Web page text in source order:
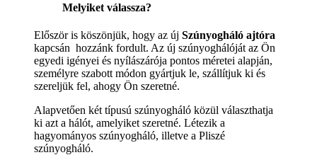
Melyiket válassza?
Először is köszönjük, hogy az új Szúnyogháló ajtóra
kapcsán hozzánk fordult. Az új szúnyoghálóját az Ön
egyedi igényei és nyílászárója pontos méretei alapján,
személyre szabott módon gyártjuk le, szállítjuk ki és
szereljük fel, ahogy Ön szeretné.
Alapvetően két típusú szúnyogháló közül választhatja
ki azt a hálót, amelyiket szeretné. Létezik a
hagyományos szúnyogháló, illetve a Pliszé
szúnyogháló.